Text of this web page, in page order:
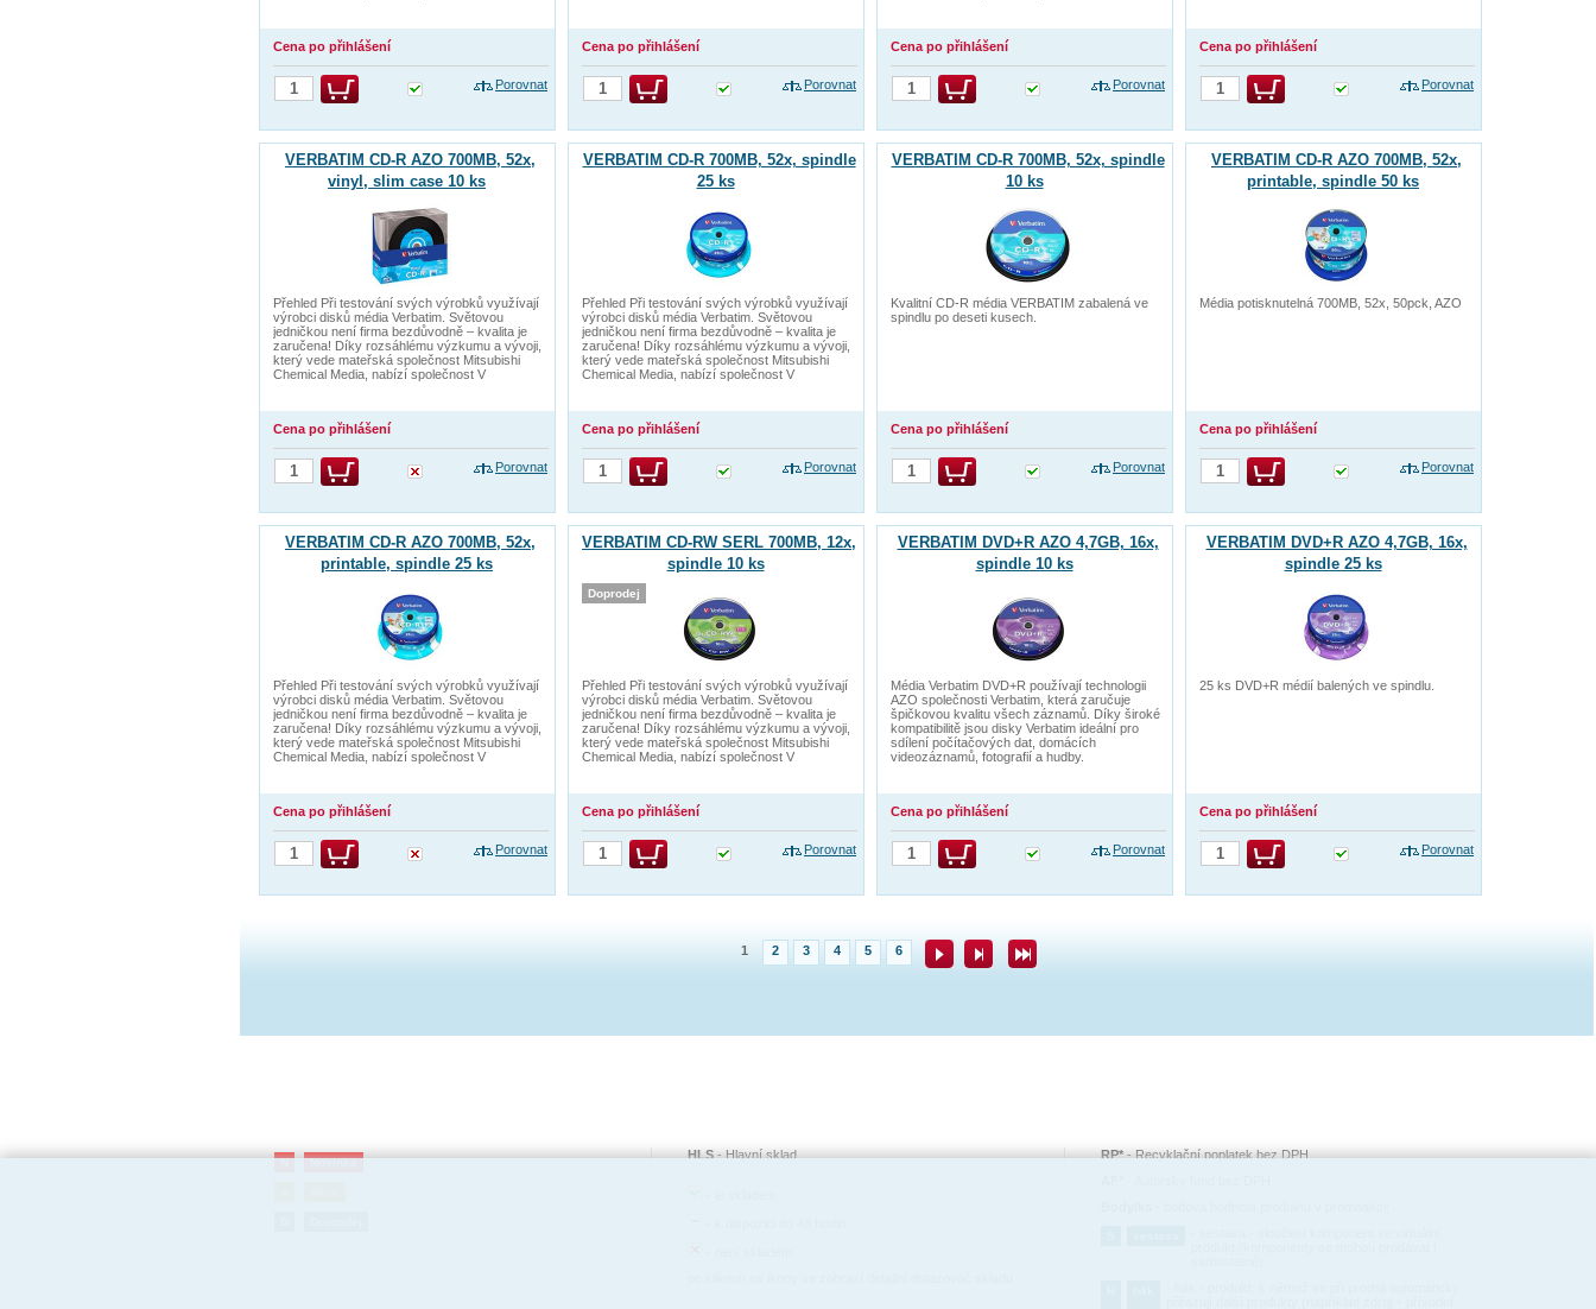
Cena po přihlášení
Porovnat
Cena po přihlášení
Porovnat
Cena po přihlášení
Porovnat
Cena po přihlášení
Porovnat
VERBATIM CD-R AZO 700MB, 52x,
vinyl, slim case 10 ks
Přehled Při testování svých výrobků využívají
výrobci disků média Verbatim. Světovou
jedničkou není firma bezdůvodně – kvalita je
zaručena! Díky rozsáhlému výzkumu a vývoji,
který vede mateřská společnost Mitsubishi
Chemical Media, nabízí společnost V
Cena po přihlášení
Porovnat
VERBATIM CD-R 700MB, 52x, spindle
25 ks
Přehled Při testování svých výrobků využívají
výrobci disků média Verbatim. Světovou
jedničkou není firma bezdůvodně – kvalita je
zaručena! Díky rozsáhlému výzkumu a vývoji,
který vede mateřská společnost Mitsubishi
Chemical Media, nabízí společnost V
Cena po přihlášení
Porovnat
VERBATIM CD-R 700MB, 52x, spindle
10 ks
Kvalitní CD-R média VERBATIM zabalená ve
spindlu po deseti kusech.
Cena po přihlášení
Porovnat
VERBATIM CD-R AZO 700MB, 52x,
printable, spindle 50 ks
Média potisknutelná 700MB, 52x, 50pck, AZO
Cena po přihlášení
Porovnat
VERBATIM CD-R AZO 700MB, 52x,
printable, spindle 25 ks
Přehled Při testování svých výrobků využívají
výrobci disků média Verbatim. Světovou
jedničkou není firma bezdůvodně – kvalita je
zaručena! Díky rozsáhlému výzkumu a vývoji,
který vede mateřská společnost Mitsubishi
Chemical Media, nabízí společnost V
Cena po přihlášení
Porovnat
VERBATIM CD-RW SERL 700MB, 12x,
spindle 10 ks
Přehled Při testování svých výrobků využívají
výrobci disků média Verbatim. Světovou
jedničkou není firma bezdůvodně – kvalita je
zaručena! Díky rozsáhlému výzkumu a vývoji,
který vede mateřská společnost Mitsubishi
Chemical Media, nabízí společnost V
Cena po přihlášení
Porovnat
Doprodej
VERBATIM DVD+R AZO 4,7GB, 16x,
spindle 10 ks
Média Verbatim DVD+R používají technologii
AZO společnosti Verbatim, která zaručuje
špičkovou kvalitu všech záznamů. Díky široké
kompatibilitě jsou disky Verbatim ideální pro
sdílení počítačových dat, domácích
videozáznamů, fotografií a hudby.
Cena po přihlášení
Porovnat
VERBATIM DVD+R AZO 4,7GB, 16x,
spindle 25 ks
25 ks DVD+R médií balených ve spindlu.
Cena po přihlášení
Porovnat
1 2 3 4 5 6
N Novinka
HLS -Hlavní sklad RP* -Recyklační poplatek bez DPH